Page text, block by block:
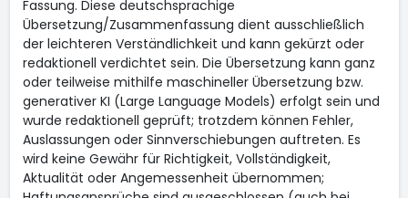
Fassung. Diese deutschsprachige
Übersetzung/Zusammenfassung dient ausschließlich
der leichteren Verständlichkeit und kann gekürzt oder
redaktionell verdichtet sein. Die Übersetzung kann ganz
oder teilweise mithilfe maschineller Übersetzung bzw.
generativer KI (Large Language Models) erfolgt sein und
wurde redaktionell geprüft; trotzdem können Fehler,
Auslassungen oder Sinnverschiebungen auftreten. Es
wird keine Gewähr für Richtigkeit, Vollständigkeit,
Aktualität oder Angemessenheit übernommen;